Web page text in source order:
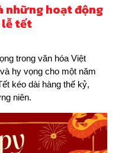
những hoạt động
tết
trong văn hóa Việt
hy vọng cho một năm
kéo dài hàng thế kỷ,
niên.